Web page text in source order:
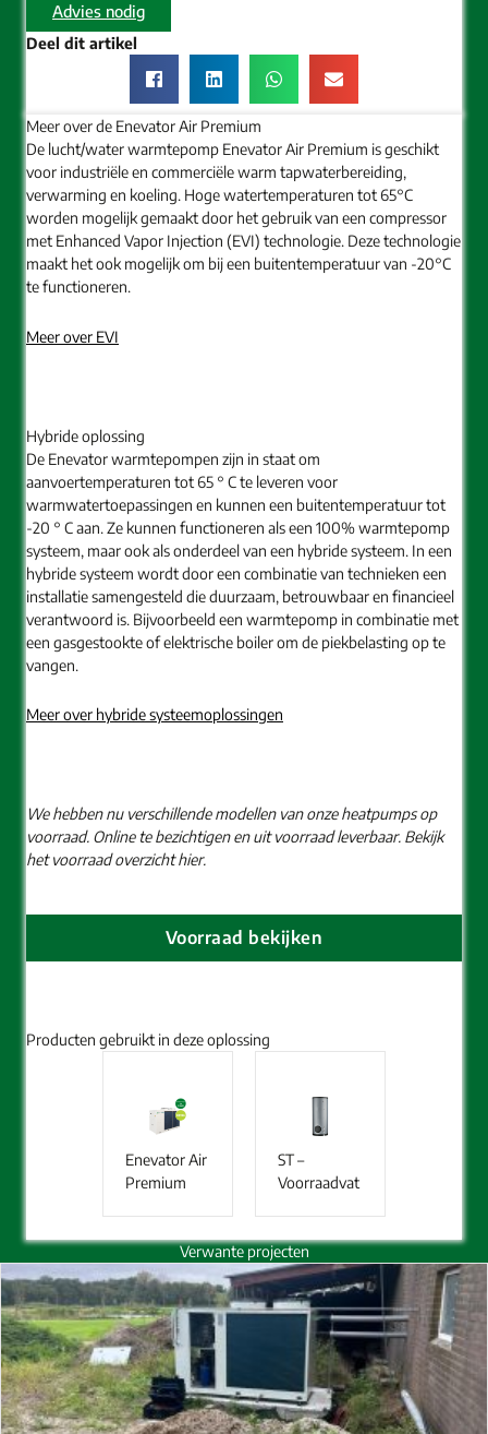
Advies nodig
Deel dit artikel
Meer over de Enevator Air Premium
De lucht/water warmtepomp Enevator Air Premium is geschikt
voor industriële en commerciële warm tapwaterbereiding,
verwarming en koeling. Hoge watertemperaturen tot 65°C
worden mogelijk gemaakt door het gebruik van een compressor
met Enhanced Vapor Injection (EVI) technologie. Deze technologie
maakt het ook mogelijk om bij een buitentemperatuur van -20°C
te functioneren.
Meer over EVI
Hybride oplossing
De Enevator warmtepompen zijn in staat om
aanvoertemperaturen tot 65 ° C te leveren voor
warmwatertoepassingen en kunnen een buitentemperatuur tot
-20 ° C aan. Ze kunnen functioneren als een 100% warmtepomp
systeem, maar ook als onderdeel van een hybride systeem. In een
hybride systeem wordt door een combinatie van technieken een
installatie samengesteld die duurzaam, betrouwbaar en financieel
verantwoord is. Bijvoorbeeld een warmtepomp in combinatie met
een gasgestookte of elektrische boiler om de piekbelasting op te
vangen.
Meer over hybride systeemoplossingen
We hebben nu verschillende modellen van onze heatpumps op
voorraad. Online te bezichtigen en uit voorraad leverbaar. Bekijk
het voorraad overzicht hier.
Voorraad bekijken
Producten gebruikt in deze oplossing
Enevator Air
Premium
ST –
Voorraadvat
Verwante projecten